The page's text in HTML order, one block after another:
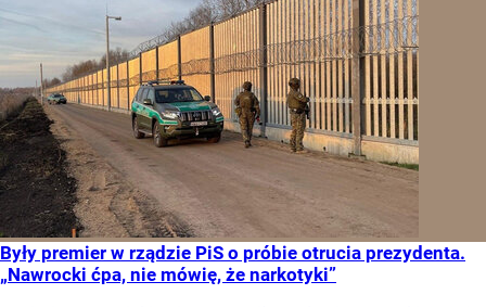
Były premier w rządzie PiS o próbie otrucia prezydenta.
„Nawrocki ćpa, nie mówię, że narkotyki”